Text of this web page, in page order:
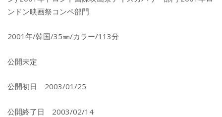
ンドン映画祭コンペ部門
2001年/韓国/35㎜/カラー/113分
公開未定
公開初日 2003/01/25
公開終了日 2003/02/14